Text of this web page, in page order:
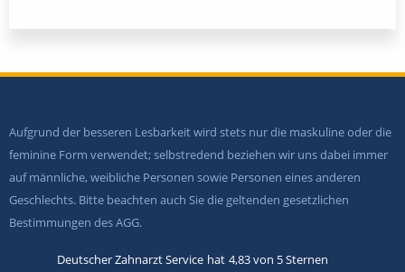
Aufgrund der besseren Lesbarkeit wird stets nur die maskuline oder die
feminine Form verwendet; selbstredend beziehen wir uns dabei immer
auf männliche, weibliche Personen sowie Personen eines anderen
Geschlechts. Bitte beachten auch Sie die geltenden gesetzlichen
Bestimmungen des AGG.
Deutscher Zahnarzt Service hat 4,83von 5Sternen